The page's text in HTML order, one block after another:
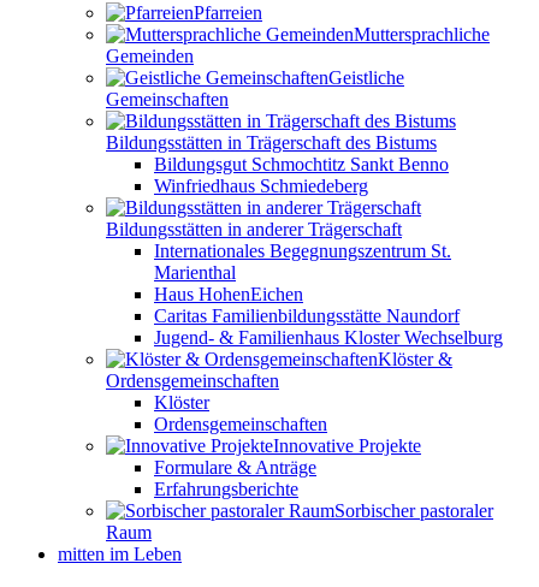
Pfarreien
Muttersprachliche
Gemeinden
Geistliche
Gemeinschaften
Bildungsstätten in Trägerschaft des Bistums
Bildungsgut Schmochtitz Sankt Benno
Winfriedhaus Schmiedeberg
Bildungsstätten in anderer Trägerschaft
Internationales Begegnungszentrum St.
Marienthal
Haus HohenEichen
Caritas Familienbildungsstätte Naundorf
Jugend- & Familienhaus Kloster Wechselburg
Klöster &
Ordensgemeinschaften
Klöster
Ordensgemeinschaften
Innovative Projekte
Formulare & Anträge
Erfahrungsberichte
Sorbischer pastoraler
Raum
mitten im Leben